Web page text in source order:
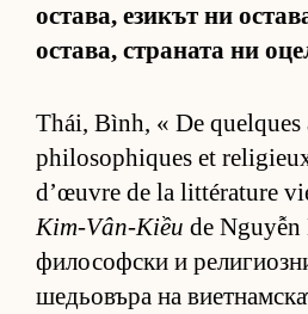
ос­та­ва, ези­кът ни
ос­та­ва, стра­ната ни
Thái, Bình, « De quelques
philosophiques et
d’œuvre de la littérature
Kim-Vân-Kiều de Nguyễn
фи­ло­соф­ски и
ше­дьо­въра на